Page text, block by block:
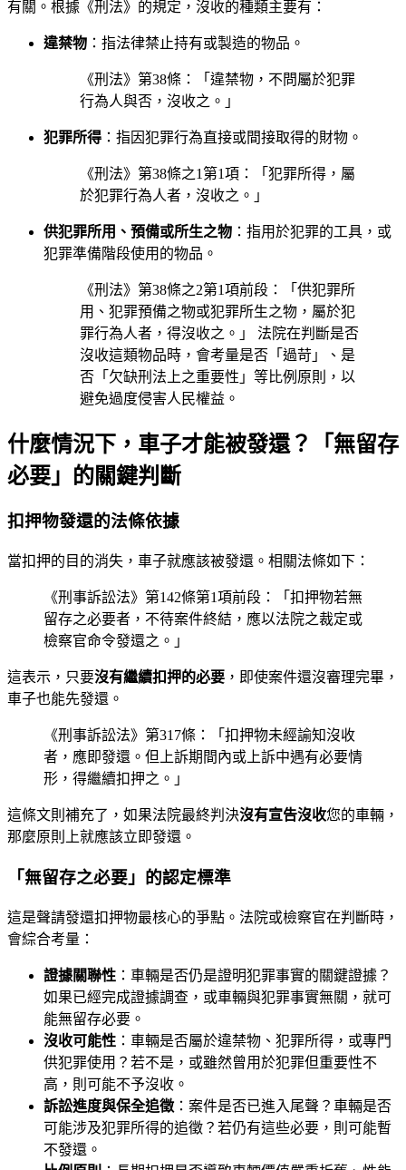
有關。根據《刑法》的規定，沒收的種類主要有：
違禁物 ：指法律禁止持有或製造的物品。
《刑法》第38條：「違禁物，不問屬於犯罪
行為人與否，沒收之。」
犯罪所得 ：指因犯罪行為直接或間接取得的財物。
《刑法》第38條之1第1項：「犯罪所得，屬
於犯罪行為人者，沒收之。」
供犯罪所用、預備或所生之物 ：指用於犯罪的工具，或
犯罪準備階段使用的物品。
《刑法》第38條之2第1項前段：「供犯罪所
用、犯罪預備之物或犯罪所生之物，屬於犯
罪行為人者，得沒收之。」 法院在判斷是否
沒收這類物品時，會考量是否「過苛」、是
否「欠缺刑法上之重要性」等比例原則，以
避免過度侵害人民權益。
什麼情況下，車子才能被發還？「無留存
必要」的關鍵判斷
扣押物發還的法條依據
當扣押的目的消失，車子就應該被發還。相關法條如下：
《刑事訴訟法》第142條第1項前段：「扣押物若無
留存之必要者，不待案件終結，應以法院之裁定或
檢察官命令發還之。」
這表示，只要沒有繼續扣押的必要 ，即使案件還沒審理完畢，
車子也能先發還。
《刑事訴訟法》第317條：「扣押物未經諭知沒收
者，應即發還。但上訴期間內或上訴中遇有必要情
形，得繼續扣押之。」
這條文則補充了，如果法院最終判決沒有宣告沒收您的車輛，
那麼原則上就應該立即發還。
「無留存之必要」的認定標準
這是聲請發還扣押物最核心的爭點。法院或檢察官在判斷時，
會綜合考量：
證據關聯性 ：車輛是否仍是證明犯罪事實的關鍵證據？
如果已經完成證據調查，或車輛與犯罪事實無關，就可
能無留存必要。
沒收可能性 ：車輛是否屬於違禁物、犯罪所得，或專門
供犯罪使用？若不是，或雖然曾用於犯罪但重要性不
高，則可能不予沒收。
訴訟進度與保全追徵：案件是否已進入尾聲？車輛是否
可能涉及犯罪所得的追徵？若仍有這些必要，則可能暫
不發還。